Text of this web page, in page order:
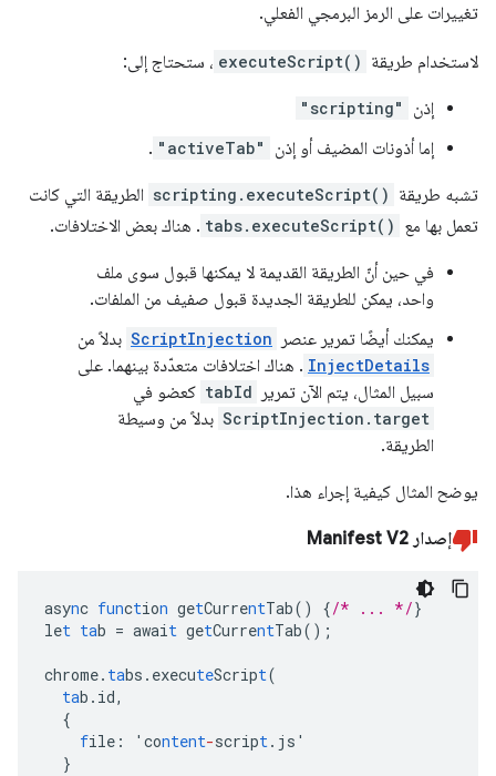
تغييرات على الرمز البرمجي الفعلي.
لاستخدام طريقة executeScript() ، ستحتاج إلى:
إذن "scripting"
إما أذونات المضيف أو إذن "activeTab"
.
تشبه طريقة scripting.executeScript() الطريقة التي كانت
تعمل بها مع tabs.executeScript() . هناك بعض الاختلافات.
في حين أنّ الطريقة القديمة لا يمكنها قبول سوى ملف
واحد، يمكن للطريقة الجديدة قبول صفيف من الملفات.
يمكنك أيضًا تمرير عنصر
ScriptInjection بدلاً من
InjectDetails . هناك اختلافات متعدّدة بينهما. على
سبيل المثال، يتم الآن تمرير
tabId كعضو في
ScriptInjection.target بدلاً من وسيطة
الطريقة.
يوضح المثال كيفية إجراء هذا.
إصدار Manifest V2
async function getCurrentTab() {/* ... */}
let tab = await getCurrentTab();
chrome. tabs.executeScript(
tab.id,
{
file : 'content-script.js'
}